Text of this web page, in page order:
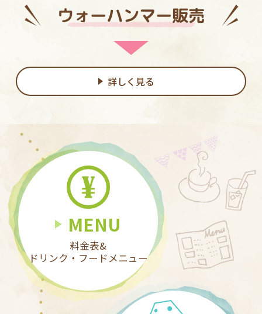
ウォーハンマー販売
詳しく見る
MENU
料金表&
ドリンク・フードメニュー